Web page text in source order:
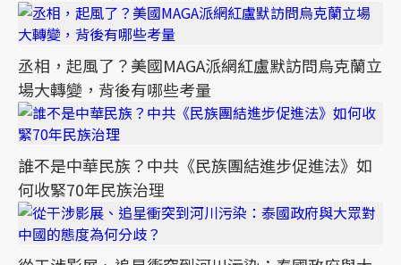
丞相，起風了？美國MAGA派網紅盧默訪問烏克蘭立
場大轉變，背後有哪些考量
誰不是中華民族？中共《民族團結進步促進法》如
何收緊70年民族治理